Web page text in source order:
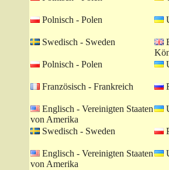
Polnisch - Polen
Swedisch - Sweden
Polnisch - Polen
Französisch - Frankreich
Englisch - Vereinigten Staaten
von Amerika
Swedisch - Sweden
Englisch - Vereinigten Staaten
von Amerika